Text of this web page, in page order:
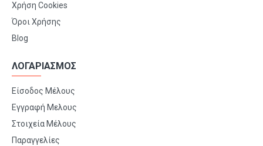
Χρήση Cookies
Όροι Χρήσης
Blog
ΛΟΓΑΡΙΑΣΜΟΣ
Είσοδος Μέλους
Εγγραφή Μελους
Στοιχεία Μέλους
Παραγγελίες